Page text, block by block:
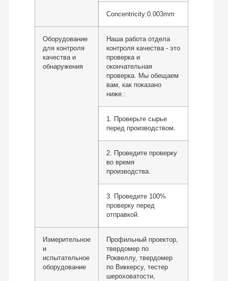
Concentricity:0.003mm
Оборудование
для контроля
качества и
обнаружения
Наша работа отдела
контроля качества - это
проверка и
окончательная
проверка. Мы обещаем
вам, как показано
ниже.:
1. Проверьте сырье
перед производством.
2. Проведите проверку
во время
производства.
3. Проведите 100%
проверку перед
отправкой.
Измерительное
и
испытательное
оборудование
Профильный проектор,
твердомер по
Роквеллу, твердомер
по Виккерсу, тестер
шероховатости,